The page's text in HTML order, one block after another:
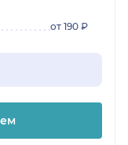
от 190 ₽